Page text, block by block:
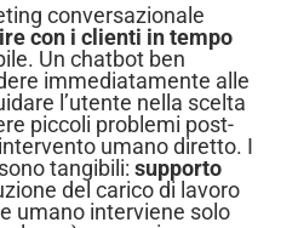
conversazionale
con i clienti in tempo
Un chatbot ben
immediatamente alle
l’utente nella scelta
piccoli problemi post-
umano diretto. I
tangibili: supporto
del carico di lavoro
umano interviene solo